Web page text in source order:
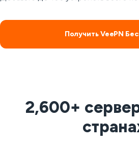
Получить VeePN
2,600+